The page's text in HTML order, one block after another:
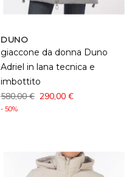
DUNO
giaccone da donna Duno
Adriel in lana tecnica e
imbottito
580,00 € 290,00 €
- 50%